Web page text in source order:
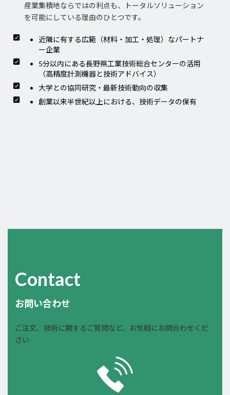
産業集積地ならではの利点も、トータルソリューション
を可能にしている理由のひとつです。
近隣に有する広範（材料・加工・処理）なパートナ
ー企業
5分以内にある長野県工業技術総合センターの活用
（高精度計測機器と技術アドバイス）
大学との協同研究・最新技術動向の収集
創業以来半世紀以上における、技術データの保有
Contact
お問い合わせ
ご注文、技術に関するご質問など、お気軽にお問合わせくだ
さい